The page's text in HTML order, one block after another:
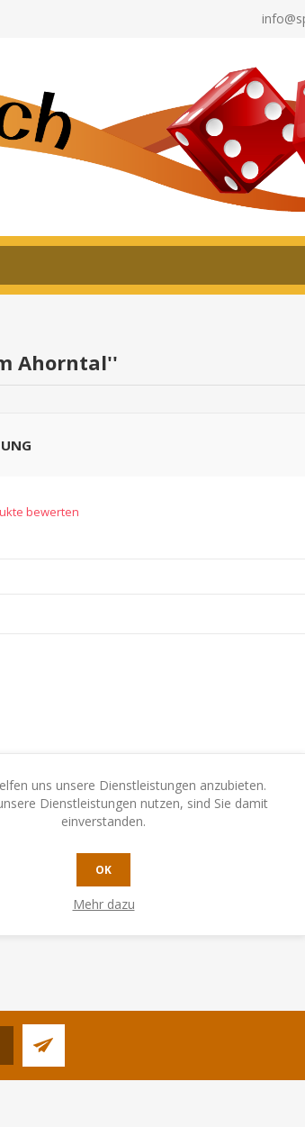
Ahorntal
bewerten
Bewertung:
Sehr gut
BEWERTUNG ÜBERMITTELN
uns unsere Dienstleistungen anzubieten.
Dienstleistungen nutzen, sind Sie damit
einverstanden.
OK
Mehr dazu